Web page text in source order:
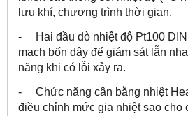
lưu khí, chương trình thời gian.
- Hai đầu dò nhiệt độ Pt100 DIN
mạch bốn dây để giám sát lẫn
năng khi có lỗi xảy ra.
- Chức năng cân bằng nhiệt
điều chỉnh mức gia nhiệt sao cho